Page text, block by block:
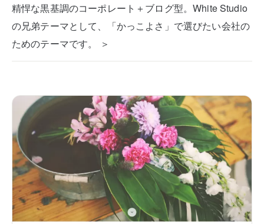
精悍な黒基調のコーポレート＋ブログ型。White Studio
の兄弟テーマとして、「かっこよさ」で選びたい会社の
ためのテーマです。 ＞